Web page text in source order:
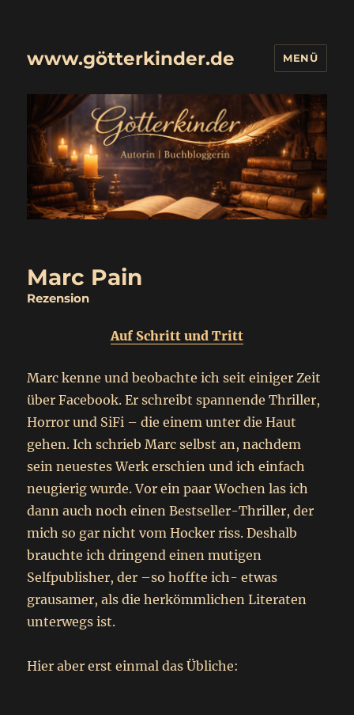
www.götterkinder.de MENÜ
Marc Pain
Rezension
Auf Schritt und Tritt
Marc kenne und beobachte ich seit einiger Zeit
über Facebook. Er schreibt spannende Thriller,
Horror und SiFi – die einem unter die Haut
gehen. Ich schrieb Marc selbst an, nachdem
sein neuestes Werk erschien und ich einfach
neugierig wurde. Vor ein paar Wochen las ich
dann auch noch einen Bestseller-Thriller, der
mich so gar nicht vom Hocker riss. Deshalb
brauchte ich dringend einen mutigen
Selfpublisher, der –so hoffte ich- etwas
grausamer, als die herkömmlichen Literaten
unterwegs ist.
Hier aber erst einmal das Übliche: